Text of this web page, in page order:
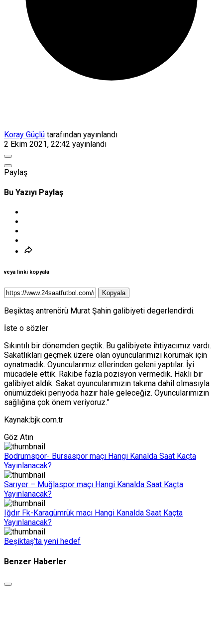
Koray Güçlü tarafından yayınlandı
2 Ekim 2021, 22:42 yayınlandı
Paylaş
Bu Yazıyı Paylaş
veya linki kopyala
Kopyala
Beşiktaş antrenörü Murat Şahin galibiyeti degerlendirdi.
İste o sözler
Sıkıntılı bir dönemden geçtik. Bu galibiyete ihtiyacımız vardı.
Sakatlıkları geçmek üzere olan oyuncularımızı korumak için
oynatmadık. Oyuncularımız ellerinden geleni yaptılar. İyi
mücadele ettik. Rakibe fazla pozisyon vermedik. Haklı bir
galibiyet aldık. Sakat oyuncularımızın takıma dahil olmasıyla
önümüzdeki periyoda hazır hale geleceğiz. Oyuncularımızın
sağlığına çok önem veriyoruz.”
Kaynak:bjk.com.tr
Göz Atın
Bodrumspor- Bursaspor maçı Hangi Kanalda Saat Kaçta
Yayınlanacak?
Sarıyer – Muğlaspor maçı Hangi Kanalda Saat Kaçta
Yayınlanacak?
Iğdır Fk-Karagümrük maçı Hangi Kanalda Saat Kaçta
Yayınlanacak?
Beşiktaş’ta yeni hedef
Benzer Haberler